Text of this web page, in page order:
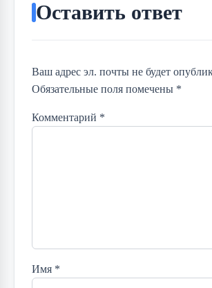
Оставить ответ
Ваш адрес эл. почты не будет
Обязательные поля помечены *
Комментарий *
Имя *